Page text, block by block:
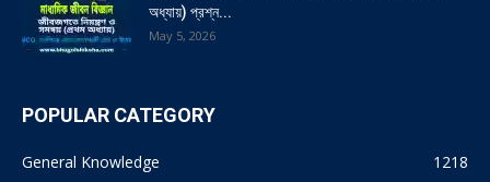
অধ্যায়) প্রশ্ন...
May 5, 2026
POPULAR CATEGORY
General Knowledge
1218